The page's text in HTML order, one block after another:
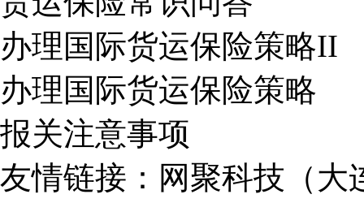
办理国际货运保险策略II
办理国际货运保险策略
报关注意事项
友情链接： 网聚科技（大